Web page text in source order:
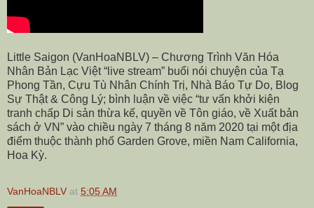
Little Saigon (VanHoaNBLV) – Chương Trình Văn Hóa
Nhân Bản Lạc Việt “live stream” buổi nói chuyện của Tạ
Phong Tần, Cựu Tù Nhân Chính Trị, Nhà Báo Tự Do, Blog
Sự Thật & Công Lý; bình luận về việc “tư vấn khởi kiện
tranh chấp Di sản thừa kế, quyền về Tôn giáo, về Xuất bản
sách ở VN” vào chiều ngày 7 tháng 8 năm 2020 tại một địa
điểm thuộc thành phố Garden Grove, miền Nam California,
Hoa Kỳ.
VanHoaNBLV at 5:05 AM